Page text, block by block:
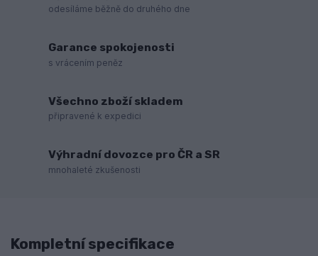
odesíláme běžně do druhého dne
Garance spokojenosti
s vrácením peněz
Všechno zboží skladem
připravené k expedici
Výhradní dovozce pro ČR a SR
mnohaleté zkušenosti
Kompletní specifikace